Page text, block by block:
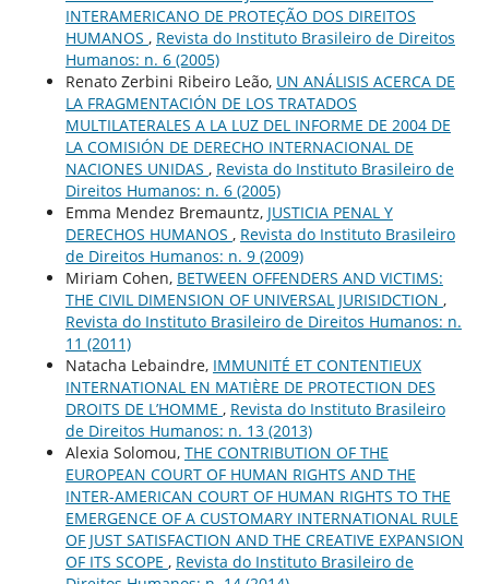
INTERAMERICANO DE PROTEÇÃO DOS DIREITOS
HUMANOS , Revista do Instituto Brasileiro de Direitos
Humanos: n. 6 (2005)
Renato Zerbini Ribeiro Leão, UN ANÁLISIS ACERCA DE
LA FRAGMENTACIÓN DE LOS TRATADOS
MULTILATERALES A LA LUZ DEL INFORME DE 2004 DE
LA COMISIÓN DE DERECHO INTERNACIONAL DE
NACIONES UNIDAS , Revista do Instituto Brasileiro de
Direitos Humanos: n. 6 (2005)
Emma Mendez Bremauntz, JUSTICIA PENAL Y
DERECHOS HUMANOS , Revista do Instituto Brasileiro
de Direitos Humanos: n. 9 (2009)
Miriam Cohen, BETWEEN OFFENDERS AND VICTIMS:
THE CIVIL DIMENSION OF UNIVERSAL JURISIDCTION ,
Revista do Instituto Brasileiro de Direitos Humanos: n.
11 (2011)
Natacha Lebaindre, IMMUNITÉ ET CONTENTIEUX
INTERNATIONAL EN MATIÈRE DE PROTECTION DES
DROITS DE L’HOMME , Revista do Instituto Brasileiro
de Direitos Humanos: n. 13 (2013)
Alexia Solomou, THE CONTRIBUTION OF THE
EUROPEAN COURT OF HUMAN RIGHTS AND THE
INTER-AMERICAN COURT OF HUMAN RIGHTS TO THE
EMERGENCE OF A CUSTOMARY INTERNATIONAL RULE
OF JUST SATISFACTION AND THE CREATIVE EXPANSION
OF ITS SCOPE , Revista do Instituto Brasileiro de